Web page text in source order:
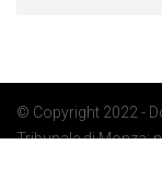
© Copyright 2022 -
Tribunale di Monza: